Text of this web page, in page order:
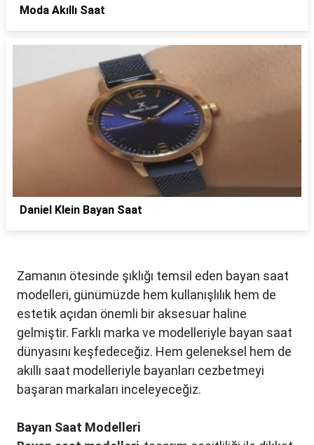
Moda Akıllı Saat
Daniel Klein Bayan Saat
Zamanın ötesinde şıklığı temsil eden bayan saat
modelleri, günümüzde hem kullanışlılık hem de
estetik açıdan önemli bir aksesuar haline
gelmiştir. Farklı marka ve modelleriyle bayan saat
dünyasını keşfedeceğiz. Hem geleneksel hem de
akıllı saat modelleriyle bayanları cezbetmeyi
başaran markaları inceleyeceğiz.
Bayan Saat Modelleri